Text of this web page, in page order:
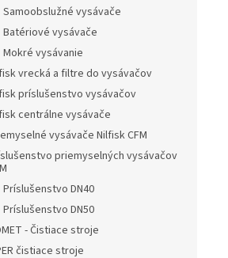
Samoobslužné vysávače
Batériové vysávače
Mokré vysávanie
vrecká a filtre do vysávačov
príslušenstvo vysávačov
centrálne vysávače
vysávače Nilfisk CFM
priemyselných vysávačov
Príslušenstvo DN40
Príslušenstvo DN50
- Čistiace stroje
čistiace stroje